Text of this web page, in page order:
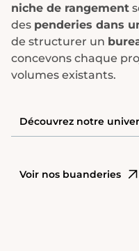
niche de rangement
des penderies dans
de structurer un
concevons chaque
volumes existants.
Découvrez notre
Voir nos buanderies